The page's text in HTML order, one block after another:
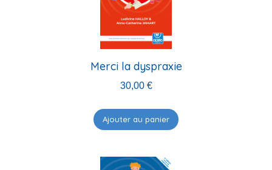
Merci la dyspraxie
30,00 €
Ajouter au panier